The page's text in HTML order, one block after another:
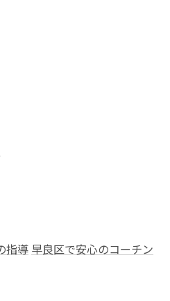
指導 早良区で安心のコーチン